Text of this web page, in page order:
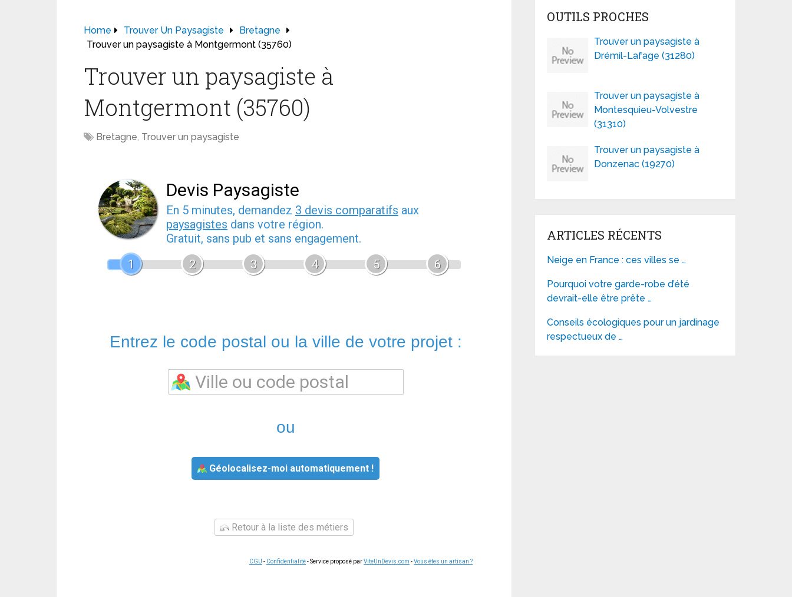
Home Trouver Un Paysagiste
Bretagne
Trouver un paysagiste à Montgermont (35760)
Trouver un paysagiste à
Montgermont (35760)
Bretagne, Trouver un paysagiste
Devis Paysagiste
En 5 minutes, demandez 3 devis comparatifs aux
paysagistes dans votre région.
Gratuit, sans pub et sans engagement.
1
2 3 4 5 6
Entrez le code postal ou la ville de votre projet :
ou
Géolocalisez-moi automatiquement !
Retour à la liste des métiers
CGU - Confidentialité- Service proposé parViteUnDevis.com -Vous êtes un artisan ?
OUTILS PROCHES
Trouver un paysagiste à
Drémil-Lafage (31280)
Trouver un paysagiste à
Montesquieu-Volvestre
(31310)
Trouver un paysagiste à
Donzenac (19270)
ARTICLES RÉCENTS
Neige en France : ces villes se …
Pourquoi votre garde-robe d’été
devrait-elle être prête …
Conseils écologiques pour un jardinage
respectueux de …